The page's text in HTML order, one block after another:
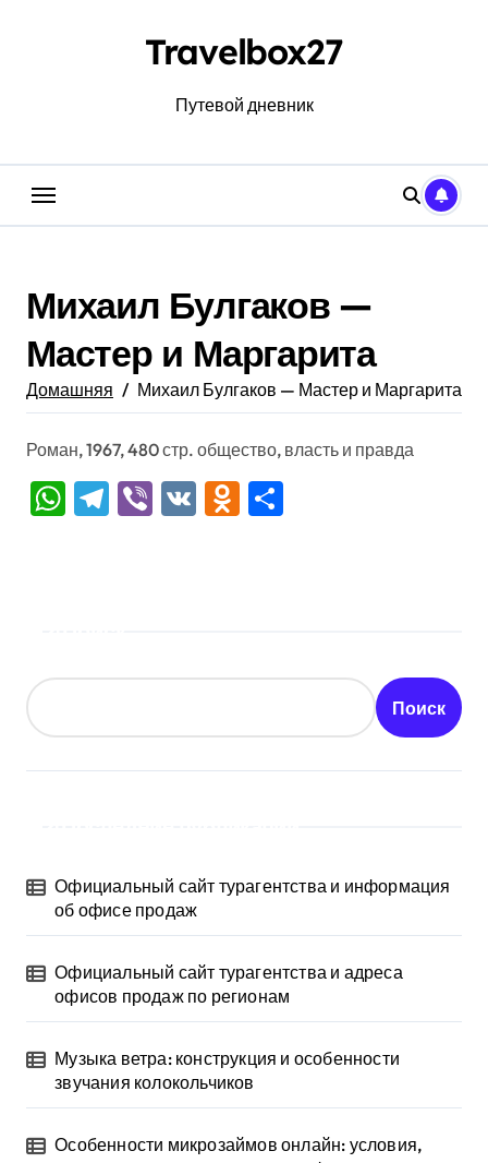
Travelbox27
Путевой дневник
Михаил Булгаков —
Мастер и Маргарита
Домашняя Михаил Булгаков — Мастер и Маргарита
Роман, 1967, 480 стр. общество, власть и правда
WhatsApp
Telegram
Viber
VK Odnoklassniki
Поиск
Официальный сайт турагентства и информация
об офисе продаж
Официальный сайт турагентства и адреса
офисов продаж по регионам
Музыка ветра: конструкция и особенности
звучания колокольчиков
Особенности микрозаймов онлайн: условия,